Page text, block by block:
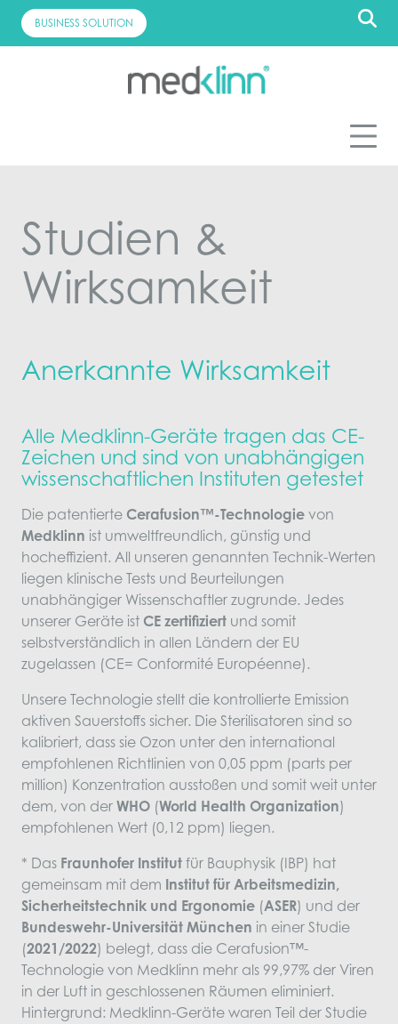
Skip
BUSINESS SOLUTION
Studien &
Wirksamkeit
Anerkannte Wirksamkeit
Alle Medklinn-Geräte tragen das CE-
Zeichen und sind von unabhängigen
wissenschaftlichen Instituten getestet
Die patentierte Cerafusion™-Technologie von
Medklinn ist umweltfreundlich, günstig und
hocheffizient. All unseren genannten Technik-Werten
liegen klinische Tests und Beurteilungen
unabhängiger Wissenschaftler zugrunde. Jedes
unserer Geräte ist CE zertifiziert und somit
selbstverständlich in allen Ländern der EU
zugelassen (CE= Conformité Européenne).
Unsere Technologie stellt die kontrollierte Emission
aktiven Sauerstoffs sicher. Die Sterilisatoren sind so
kalibriert, dass sie Ozon unter den international
empfohlenen Richtlinien von 0,05 ppm (parts per
million) Konzentration ausstoßen und somit weit unter
dem, von der WHO (World Health Organization)
empfohlenen Wert (0,12 ppm) liegen.
* Das Fraunhofer Institut für Bauphysik (IBP) hat
gemeinsam mit dem Institut für Arbeitsmedizin,
Sicherheitstechnik und Ergonomie (ASER) und der
Bundeswehr-Universität München in einer Studie
(2021/2022) belegt, dass die Cerafusion™-
Technologie von Medklinn mehr als 99,97% der Viren
in der Luft in geschlossenen Räumen eliminiert.
Hintergrund: Medklinn-Geräte waren Teil der Studie